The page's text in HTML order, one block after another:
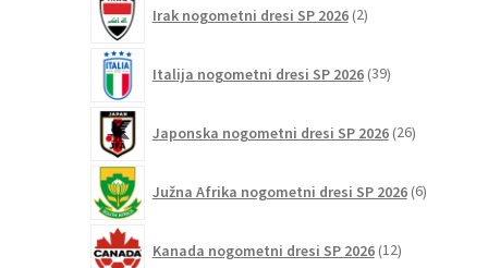
Irak nogometni dresi SP 2026 2izdelka
Italija nogometni dresi SP 2026 39izdelkov
Japonska nogometni dresi SP 2026 26izdelkov
Južna Afrika nogometni dresi SP 2026 6izdelkov
Kanada nogometni dresi SP 2026 12izdelkov